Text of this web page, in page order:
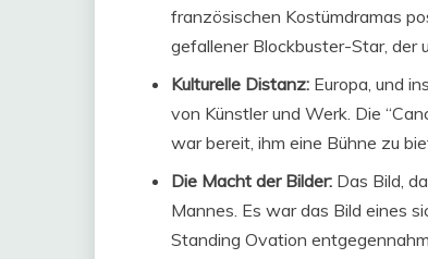
französischen Kostümdramas
gefallener Blockbuster-Star, der
Kulturelle Distanz: Europa, und
von Künstler und Werk. Die
war bereit, ihm eine Bühne zu
Die Macht der Bilder: Das Bild,
Mannes. Es war das Bild eines
Standing Ovation